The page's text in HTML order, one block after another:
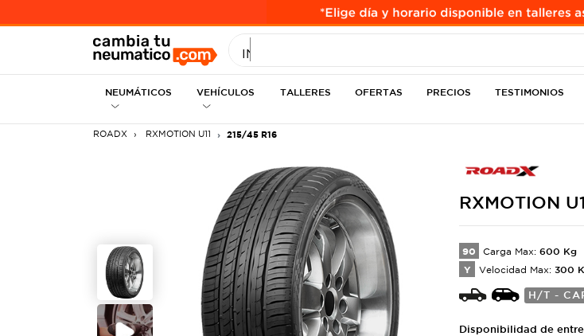
INGRESE MEDIDA
NEUMÁTICOS VEHÍCULOS TALLERES OFERTAS PRECIOS TESTIMONIOS
ROADX RXMOTION U11 215/45 R16
RXMOTION
90 Carga Max: 600 Kg
Y Velocidad Max: 300
H/T -
Disponibilidad de